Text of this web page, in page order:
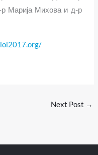
р Марија Михова и д-р
Next Post →